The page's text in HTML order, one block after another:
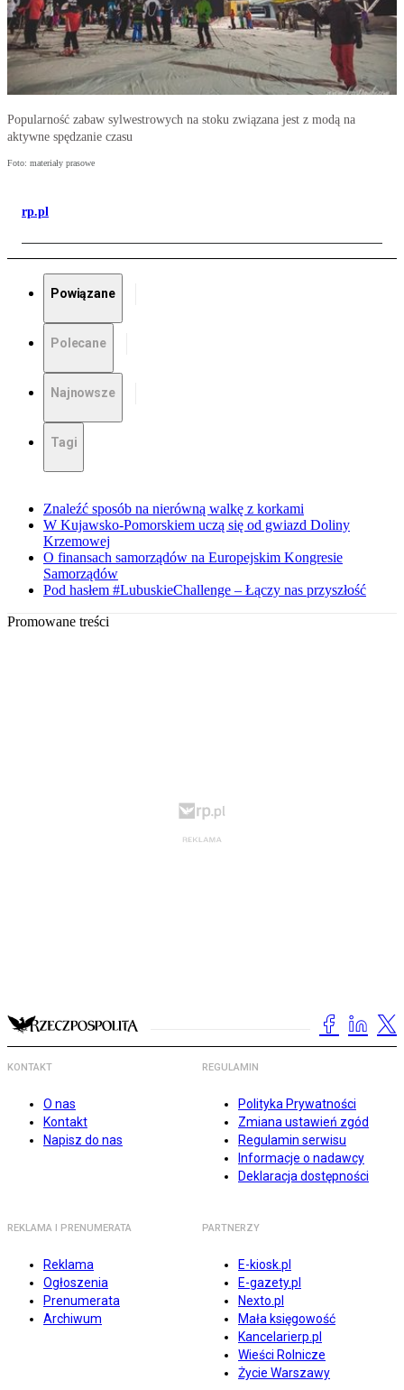
Popularność zabaw sylwestrowych na stoku związana jest z modą na
aktywne spędzanie czasu
Foto: materiały prasowe
rp.pl
Powiązane
Polecane
Najnowsze
Tagi
Znaleźć sposób na nierówną walkę z korkami
W Kujawsko-Pomorskiem uczą się od gwiazd Doliny
Krzemowej
O finansach samorządów na Europejskim Kongresie
Samorządów
Pod hasłem #LubuskieChallenge – Łączy nas przyszłość
Promowane treści
KONTAKT
O nas
Kontakt
Napisz do nas
REGULAMIN
Polityka Prywatności
Zmiana ustawień zgód
Regulamin serwisu
Informacje o nadawcy
Deklaracja dostępności
REKLAMA I PRENUMERATA
Reklama
Ogłoszenia
Prenumerata
Archiwum
PARTNERZY
E-kiosk.pl
E-gazety.pl
Nexto.pl
Mała księgowość
Kancelarierp.pl
Wieści Rolnicze
Życie Warszawy